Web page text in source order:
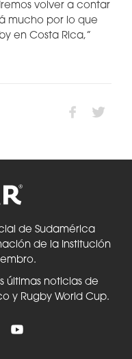
volver a contar
mucho por lo que
en Costa Rica,”
de Sudamérica
de la Institución
últimas noticias de
y Rugby World Cup.